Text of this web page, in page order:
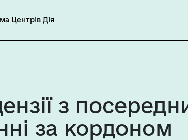
Центрів Дія
з
за кордоном